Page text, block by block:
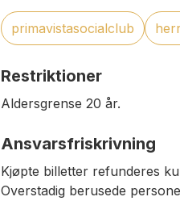
primavistasocialclub
Restriktioner
Aldersgrense 20 år.
Ansvarsfriskrivning
Kjøpte billetter refunderes
Overstadig berusede